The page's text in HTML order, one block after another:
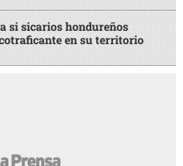
si sicarios hondureños
en su territorio